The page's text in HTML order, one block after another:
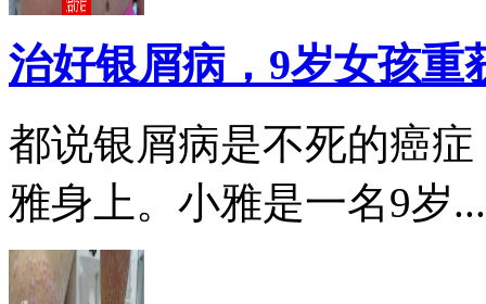
治好银屑病，9岁女孩重
都说银屑病是不死的癌
雅身上。小雅是一名9岁...